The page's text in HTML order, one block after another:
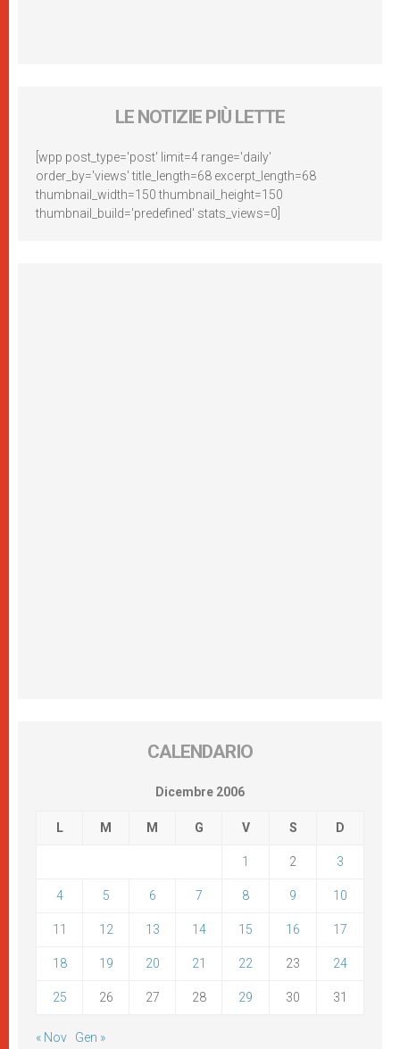
LE NOTIZIE PIÙ LETTE
[wpp post_type='post' limit=4 range='daily'
order_by='views' title_length=68 excerpt_length=68
thumbnail_width=150 thumbnail_height=150
thumbnail_build='predefined' stats_views=0]
CALENDARIO
Dicembre 2006
L M M G V S D
1 2 3
4 5 6 7 8 9 10
11 12 13 14 15 16 17
18 19 20 21 22 23 24
25 26 27 28 29 30 31
« Nov Gen »